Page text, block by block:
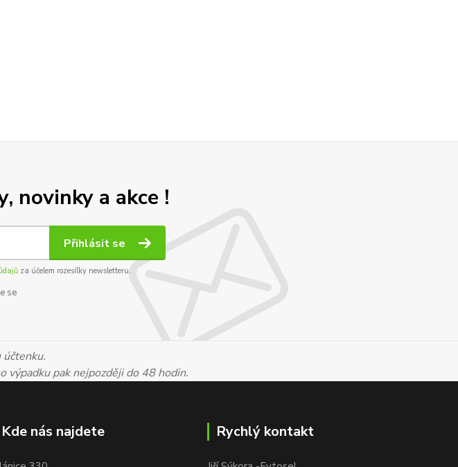
novinky a akce !
Přihlásit se
za účelem rozesílky newsletteru.
se
výpadku pak nejpozději do 48 hodin.
Kde nás najdete Rychlý kontakt